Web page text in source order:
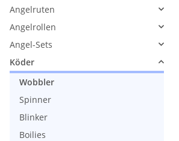
Angelruten
Angelrollen
Angel-Sets
Köder
Wobbler
Spinner
Blinker
Boilies